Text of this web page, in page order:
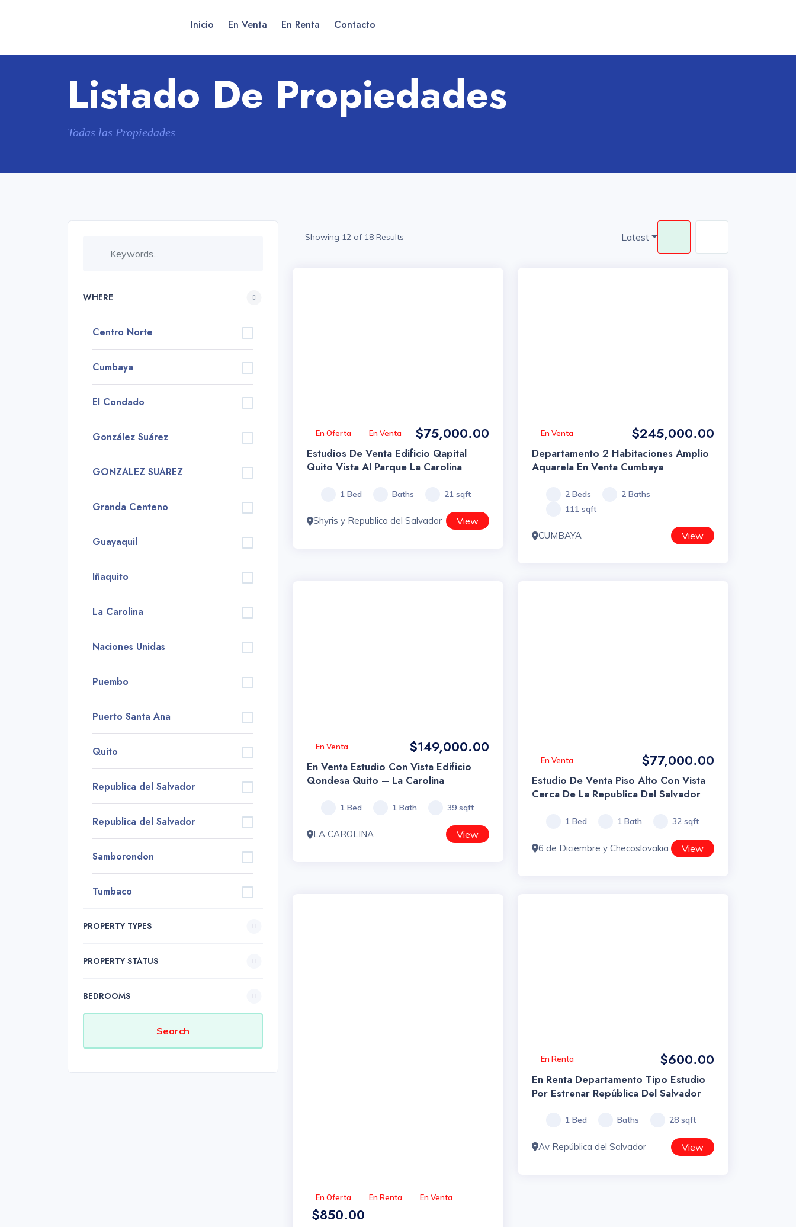
Inicio En Venta En Renta Contacto
Listado De Propiedades
Todas las Propiedades
WHERE
Centro Norte
Cumbaya
El Condado
González Suárez
GONZALEZ SUAREZ
Granda Centeno
Guayaquil
Iñaquito
La Carolina
Naciones Unidas
Puembo
Puerto Santa Ana
Quito
Republica del Salvador
Republica del Salvador
Samborondon
Tumbaco
PROPERTY TYPES
PROPERTY STATUS
BEDROOMS
Showing 12 of 18 Results Latest
En Oferta En Venta $75,000.00
Estudios De Venta Edificio Qapital
Quito Vista Al Parque La Carolina
1 Bed Baths 21 sqft
Shyris y Republica del Salvador View
En Venta $245,000.00
Departamento 2 Habitaciones Amplio
Aquarela En Venta Cumbaya
2 Beds
2 Baths
111 sqft
CUMBAYA View
En Venta $149,000.00
En Venta Estudio Con Vista Edificio
Qondesa Quito – La Carolina
1 Bed 1 Bath 39 sqft
LA CAROLINA View
En Venta $77,000.00
Estudio De Venta Piso Alto Con Vista
Cerca De La Republica Del Salvador
1 Bed 1 Bath 32 sqft
6 de Diciembre y Checoslovakia View
En Oferta En Renta En Venta
$850.00
En Renta $600.00
En Renta Departamento Tipo Estudio
Por Estrenar República Del Salvador
1 Bed Baths 28 sqft
Av República del Salvador View